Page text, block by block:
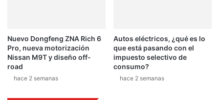
l
y
C
Nuevo Dongfeng ZNA Rich 6
Pro, nueva motorización
Nissan M9T y diseño off-
road
hace 2 semanas
Autos eléctricos, ¿qué es lo
que está pasando con el
impuesto selectivo de
consumo?
hace 2 semanas